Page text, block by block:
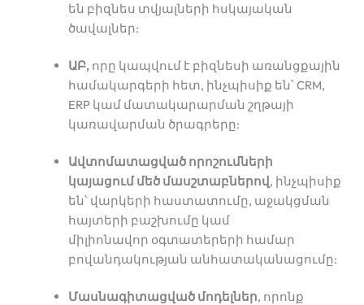
են բիզնես տվյալների հսկայական
ծավալներ:
ԱԲ, որը կապվում է բիզնեսի առանցքային
համակարգերի հետ, ինչպիսիք են՝ CRM,
ERP կամ մատակարարման շղթայի
կառավարման ծրագրերը:
Ավտոմատացված որոշումների
կայացում մեծ մասշտաբներով, ինչպիսիք
են՝ վարկերի հաստատումը, աջակցման
հայտերի բաշխումը կամ
միլիոնավոր օգտատերերի համար
բովանդակության անհատականացումը:
Մասնագիտացված մոդելներ, որոնք